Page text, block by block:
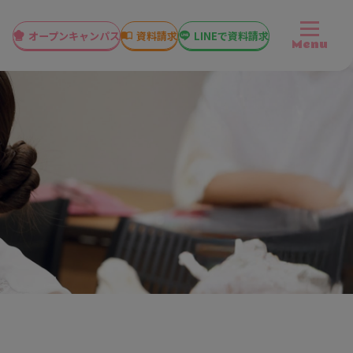
オープンキャンパス 資料請求 LINEで資料請求
Menu